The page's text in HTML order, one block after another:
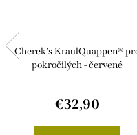
Cherek's KraulQuappen®
pokročilých - červené
€32,90